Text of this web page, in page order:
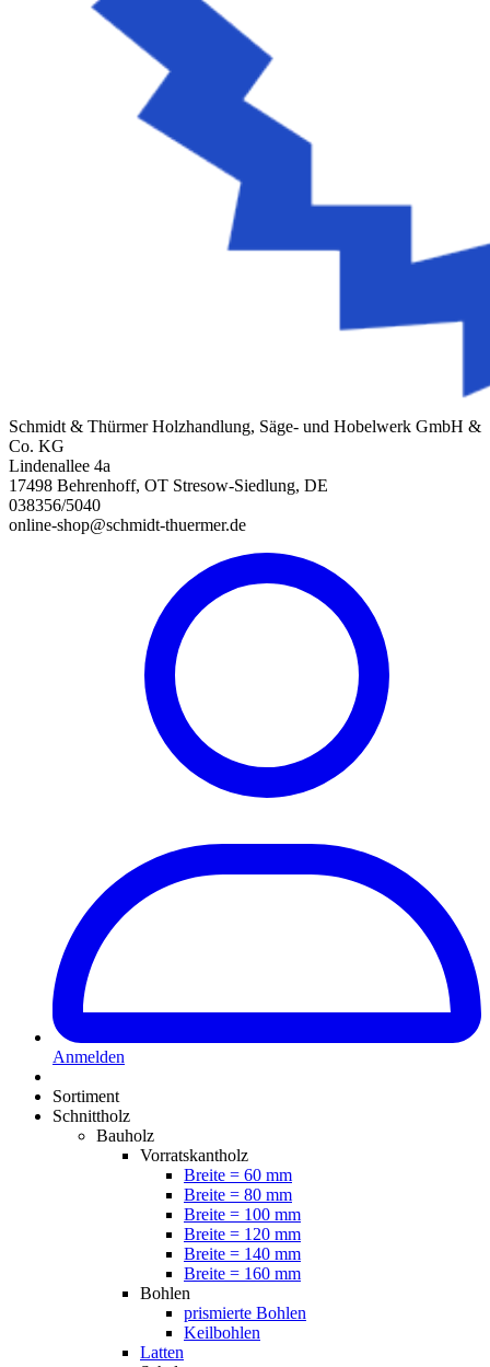
Schmidt & Thürmer Holzhandlung, Säge- und Hobelwerk GmbH &
Co. KG
Lindenallee 4a
17498 Behrenhoff, OT Stresow-Siedlung, DE
038356/5040
online-shop@schmidt-thuermer.de
Anmelden
Sortiment
Schnittholz
Bauholz
Vorratskantholz
Breite = 60 mm
Breite = 80 mm
Breite = 100 mm
Breite = 120 mm
Breite = 140 mm
Breite = 160 mm
Bohlen
prismierte Bohlen
Keilbohlen
Latten